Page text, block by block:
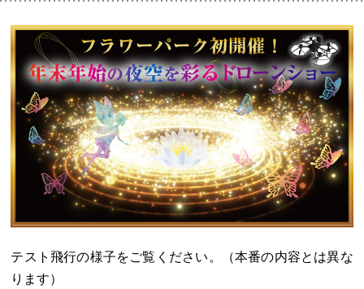
テスト飛行の様子をご覧ください。（本番の内容とは異な
ります）